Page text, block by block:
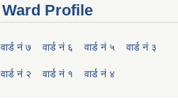
Ward Profile
वार्ड नं ७ वार्ड नं ६ वार्ड नं ५ वार्ड नं ३
वार्ड नं २ वार्ड नं १ वार्ड नं ४